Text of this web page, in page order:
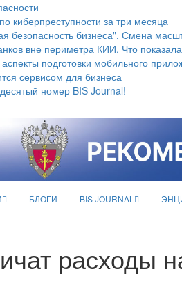
киберпреступности за три месяца
бизнеса". Смена
вне периметра КИИ. Что
подготовки мобильного
сервисом для бизнеса
номер BIS Journal!
БЛОГИ BIS JOURNAL
расходы